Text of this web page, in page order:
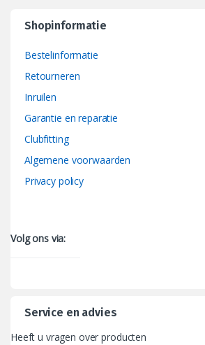
Shopinformatie
Bestelinformatie
Retourneren
Inruilen
Garantie en reparatie
Clubfitting
Algemene voorwaarden
Privacy policy
Volg ons via:
Service en advies
Heeft u vragen over producten